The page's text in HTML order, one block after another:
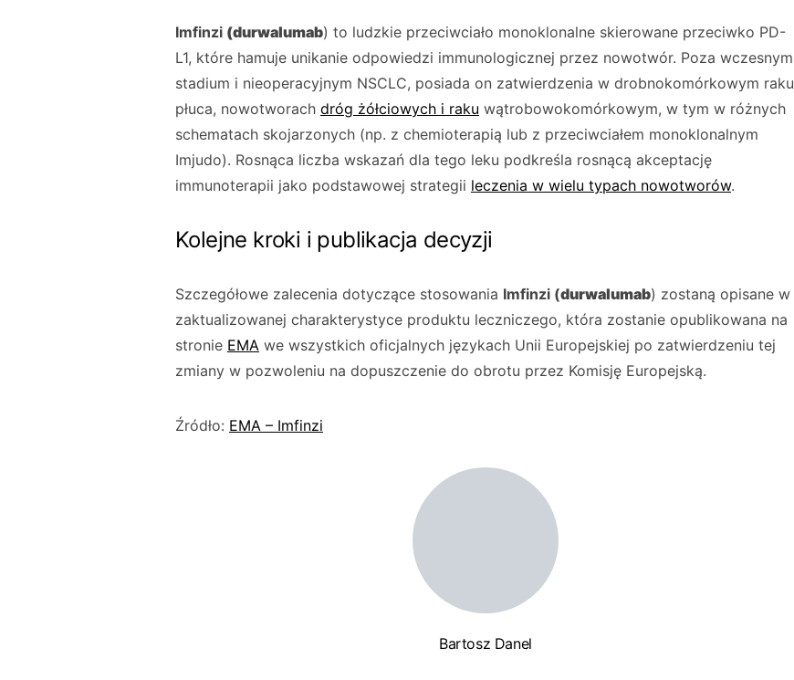
Imfinzi (durwalumab) to ludzkie przeciwciało monoklonalne skierowane przeciwko PD-
L1, które hamuje unikanie odpowiedzi immunologicznej przez nowotwór. Poza wczesnym
stadium i nieoperacyjnym NSCLC, posiada on zatwierdzenia w drobnokomórkowym raku
płuca, nowotworach dróg żółciowych i raku wątrobowokomórkowym, w tym w różnych
schematach skojarzonych (np. z chemioterapią lub z przeciwciałem monoklonalnym
Imjudo). Rosnąca liczba wskazań dla tego leku podkreśla rosnącą akceptację
immunoterapii jako podstawowej strategii leczenia w wielu typach nowotworów.
Kolejne kroki i publikacja decyzji
Szczegółowe zalecenia dotyczące stosowania Imfinzi (durwalumab) zostaną opisane w
zaktualizowanej charakterystyce produktu leczniczego, która zostanie opublikowana na
stronie EMA we wszystkich oficjalnych językach Unii Europejskiej po zatwierdzeniu tej
zmiany w pozwoleniu na dopuszczenie do obrotu przez Komisję Europejską.
Źródło: EMA – Imfinzi
Bartosz Danel